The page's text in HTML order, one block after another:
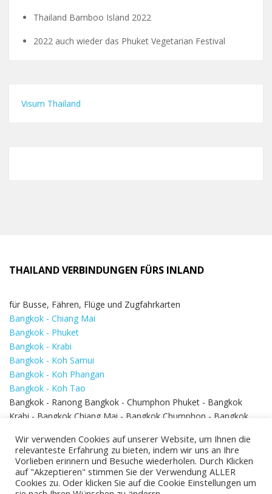
Thailand Bamboo Island 2022
2022 auch wieder das Phuket Vegetarian Festival
Visum Thailand
THAILAND VERBINDUNGEN FÜRS INLAND
für Busse, Fähren, Flüge und Zugfahrkarten
Bangkok - Chiang Mai
Bangkok - Phuket
Bangkok - Krabi
Bangkok - Koh Samui
Bangkok - Koh Phangan
Bangkok - Koh Tao
Bangkok - Ranong Bangkok - Chumphon Phuket - Bangkok
Krabi - Bangkok Chiang Mai - Bangkok Chumphon - Bangkok
Bangkok - Hua Hin
Wir verwenden Cookies auf unserer Website, um Ihnen die
relevanteste Erfahrung zu bieten, indem wir uns an Ihre
Vorlieben erinnern und Besuche wiederholen. Durch Klicken
auf "Akzeptieren" stimmen Sie der Verwendung ALLER
Cookies zu. Oder klicken Sie auf die Cookie Einstellungen um